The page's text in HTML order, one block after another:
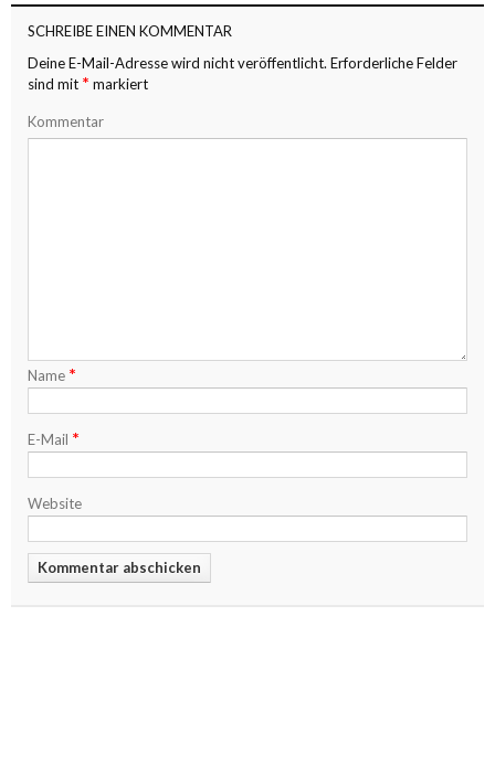
SCHREIBE EINEN KOMMENTAR
Deine E-Mail-Adresse wird nicht veröffentlicht. Erforderliche Felder
sind mit * markiert
Kommentar
Name *
E-Mail *
Website